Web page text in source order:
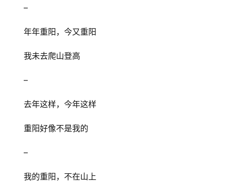
–
年年重阳，今又重阳
我未去爬山登高
–
去年这样，今年这样
重阳好像不是我的
–
我的重阳，不在山上